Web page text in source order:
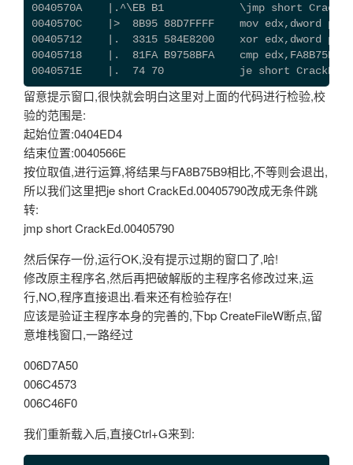
0040570A    |.^\EB B1            \jmp short
0040570C    |>  8B95 88D7FFFF    mov edx,dword
00405712    |.  3315 584E8200    xor edx,dword
00405718    |.  81FA B9758BFA    cmp edx,FA8B75B9
0040571E    |.  74 70            je short
留意提示窗口,很快就会明白这里对上面的代码进行检验,校
验的范围是:
起始位置:0404ED4
结束位置:0040566E
按位取值,进行运算,将结果与FA8B75B9相比,不等则会退出,
所以我们这里把je short CrackEd.00405790改成无条件跳
转:
jmp short CrackEd.00405790
然后保存一份,运行OK,没有提示过期的窗口了,哈!
修改原主程序名,然后再把破解版的主程序名修改过来,运
行,NO,程序直接退出.看来还有检验存在!
应该是验证主程序本身的完善的,下bp CreateFileW断点,留
意堆栈窗口,一路经过
006D7A50
006C4573
006C46F0
我们重新载入后,直接Ctrl+G来到: